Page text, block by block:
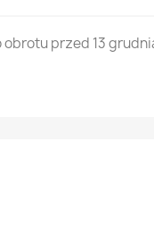
przed 13